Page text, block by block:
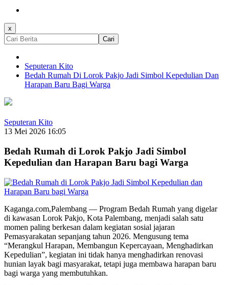
x
Cari
Seputeran Kito
Bedah Rumah Di Lorok Pakjo Jadi Simbol Kepedulian Dan
Harapan Baru Bagi Warga
Seputeran Kito
13 Mei 2026 16:05
Bedah Rumah di Lorok Pakjo Jadi Simbol
Kepedulian dan Harapan Baru bagi Warga
Kaganga.com,Palembang — Program Bedah Rumah yang digelar
di kawasan Lorok Pakjo, Kota Palembang, menjadi salah satu
momen paling berkesan dalam kegiatan sosial jajaran
Pemasyarakatan sepanjang tahun 2026. Mengusung tema
“Merangkul Harapan, Membangun Kepercayaan, Menghadirkan
Kepedulian”, kegiatan ini tidak hanya menghadirkan renovasi
hunian layak bagi masyarakat, tetapi juga membawa harapan baru
bagi warga yang membutuhkan.